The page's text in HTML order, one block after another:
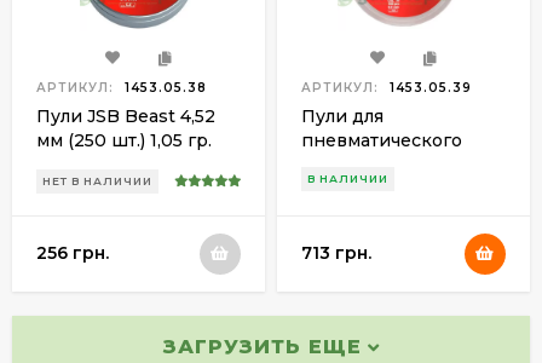
АРТИКУЛ: 1453.05.38
Пули JSB Beast 4,52
мм (250 шт.) 1,05 гр.
НЕТ В НАЛИЧИИ
256 грн.
АРТИКУЛ: 1453.05.39
Пули для
пневматического
mm (100шт.)
В НАЛИЧИИ
713 грн.
ЗАГРУЗИТЬ ЕЩЕ